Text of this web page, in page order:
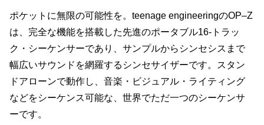
ポケットに無限の可能性を。teenage engineeringのOP–Z
は、完全な機能を搭載した先進のポータブル16-トラッ
ク・シーケンサーであり、サンプルからシンセシスまで
幅広いサウンドを網羅するシンセサイザーです。スタン
ドアローンで動作し、音楽・ビジュアル・ライティング
などをシーケンス可能な、世界でただ一つのシーケンサ
ーです。